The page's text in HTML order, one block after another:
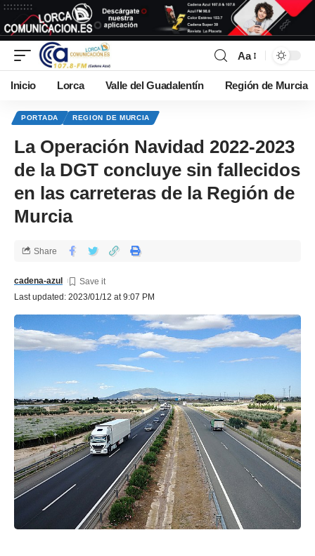
Aa
Inicio Lorca Valle del Guadalentín Región de Murcia
PORTADA REGION DE MURCIA
La Operación Navidad 2022-2023
de la DGT concluye sin fallecidos
en las carreteras de la Región de
Murcia
Last updated: 2023/01/12 at 9:07 PM
cadena-azul
Share